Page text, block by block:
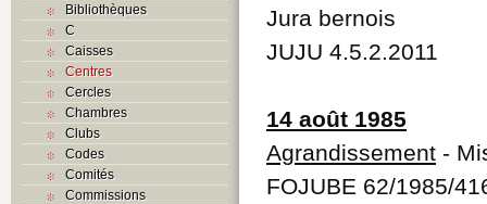
Bibliothèques
C
Caisses
Centres
Cercles
Chambres
Clubs
Codes
Comités
Commissions
Jura bernois
JUJU 4.5.2.2011
14 août 1985
Agrandissement -
FOJUBE 62/1985/